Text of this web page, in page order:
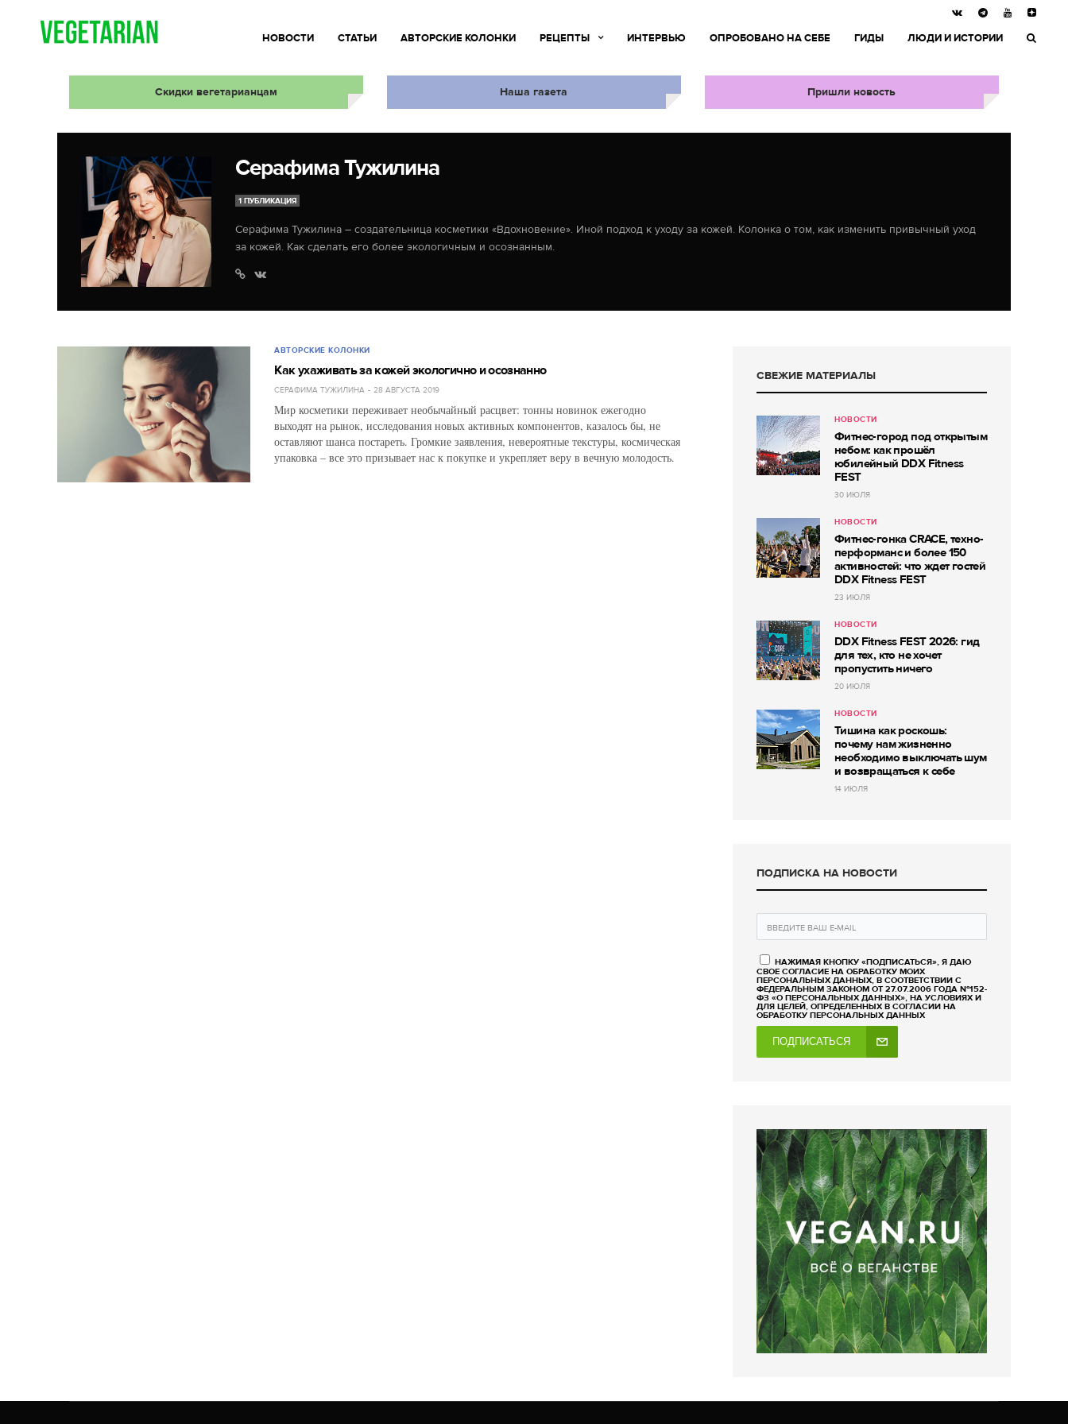
НОВОСТИ СТАТЬИ АВТОРСКИЕ КОЛОНКИ РЕЦЕПТЫ ИНТЕРВЬЮ ОПРОБОВАНО НА СЕБЕ ГИДЫ ЛЮДИ И ИСТОРИИ
Скидки вегетарианцам Наша газета Пришли новость
Серафима Тужилина
1 ПУБЛИКАЦИЯ
Серафима Тужилина – создательница косметики «Вдохновение». Иной подход к уходу за кожей. Колонка о том, как изменить привычный уход
за кожей. Как сделать его более экологичным и осознанным.
АВТОРСКИЕ КОЛОНКИ
Как ухаживать за кожей экологично и осознанно
СЕРАФИМА ТУЖИЛИНА 28 АВГУСТА 2019
Мир косметики переживает необычайный расцвет: тонны новинок ежегодно
выходят на рынок, исследования новых активных компонентов, казалось бы, не
оставляют шанса постареть. Громкие заявления, невероятные текстуры, космическая
упаковка – все это призывает нас к покупке и укрепляет веру в вечную молодость.
СВЕЖИЕ МАТЕРИАЛЫ
НОВОСТИ
Фитнес-город под открытым
небом: как прошёл
юбилейный DDX Fitness
FEST
30 ИЮЛЯ
НОВОСТИ
Фитнес-гонка CRACE, техно-
перформанс и более 150
активностей: что ждет гостей
DDX Fitness FEST
23 ИЮЛЯ
НОВОСТИ
DDX Fitness FEST 2026: гид
для тех, кто не хочет
пропустить ничего
20 ИЮЛЯ
НОВОСТИ
Тишина как роскошь:
почему нам жизненно
необходимо выключать шум
и возвращаться к себе
14 ИЮЛЯ
ПОДПИСКА НА НОВОСТИ
НАЖИМАЯ КНОПКУ «ПОДПИСАТЬСЯ», Я ДАЮ
СВОЕ СОГЛАСИЕ НА ОБРАБОТКУ МОИХ
ПЕРСОНАЛЬНЫХ ДАННЫХ, В СООТВЕТСТВИИ С
ФЕДЕРАЛЬНЫМ ЗАКОНОМ ОТ 27.07.2006 ГОДА №152-
ФЗ «О ПЕРСОНАЛЬНЫХ ДАННЫХ», НА УСЛОВИЯХ И
ДЛЯ ЦЕЛЕЙ, ОПРЕДЕЛЕННЫХ В СОГЛАСИИ НА
ОБРАБОТКУ ПЕРСОНАЛЬНЫХ ДАННЫХ
ПОДПИСАТЬСЯ